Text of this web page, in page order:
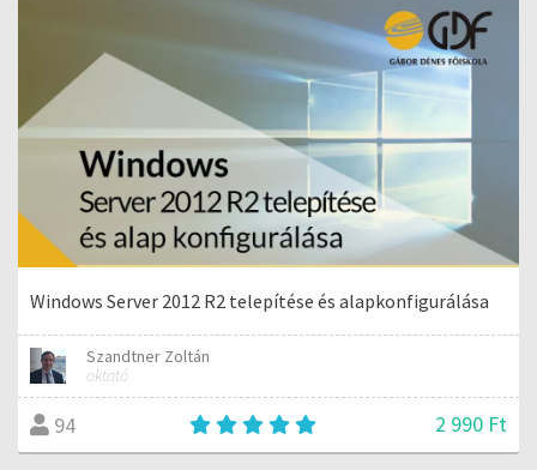
Windows Server 2012 R2 telepítése és alapkonfigurálása
Szandtner Zoltán
oktató
94 2 990 Ft